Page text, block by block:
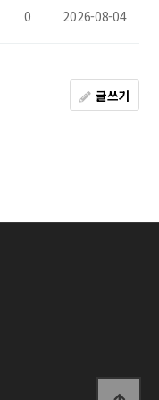
0 2026-08-04
글쓰기